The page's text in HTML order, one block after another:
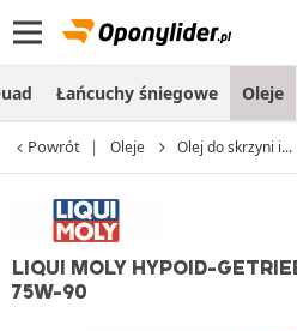
Łańcuchy śniegowe Oleje
Powrót Oleje Olej do skrzyni i...
LIQUI MOLY HYPOID-
75W-90